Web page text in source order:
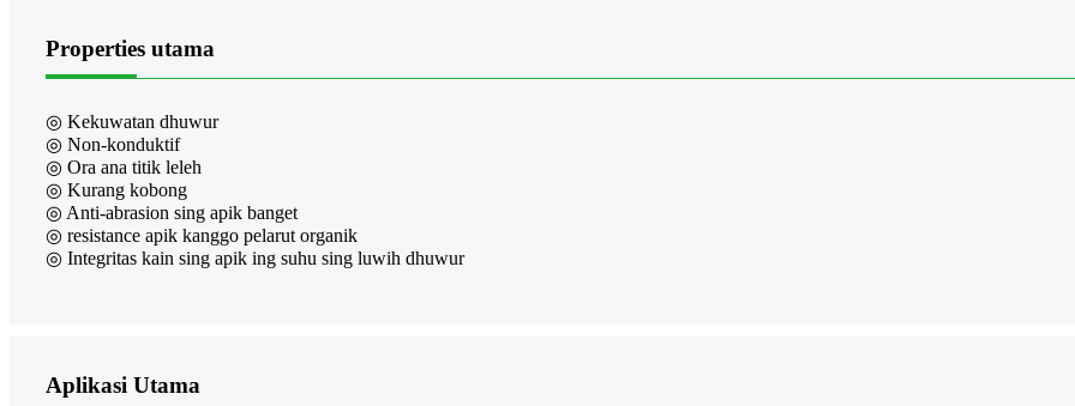
Properties utama
◎ Kekuwatan dhuwur
◎ Non-konduktif
◎ Ora ana titik leleh
◎ Kurang kobong
◎ Anti-abrasion sing apik banget
◎ resistance apik kanggo pelarut organik
◎ Integritas kain sing apik ing suhu sing luwih dhuwur
Aplikasi Utama